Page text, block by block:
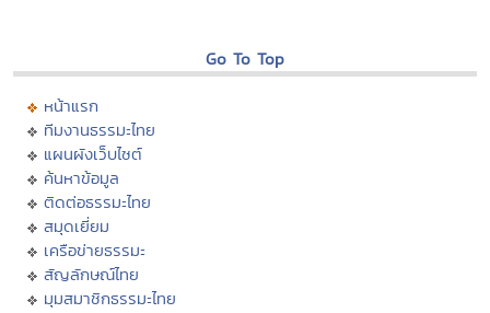
Go To Top
หน้าแรก
ทีมงานธรรมะไทย
แผนผังเว็บไซต์
ค้นหาข้อมูล
ติดต่อธรรมะไทย
สมุดเยี่ยม
เครือข่ายธรรมะ
สัญลักษณ์ไทย
มุมสมาชิกธรรมะไทย